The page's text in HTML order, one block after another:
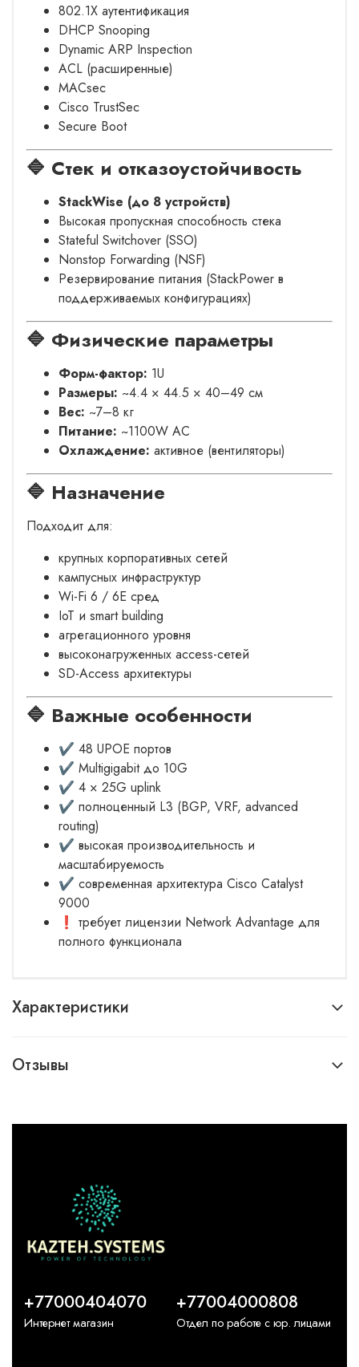
802.1X аутентификация
DHCP Snooping
Dynamic ARP Inspection
ACL (расширенные)
MACsec
Cisco TrustSec
Secure Boot
🔷 Стек и отказоустойчивость
StackWise (до 8 устройств)
Высокая пропускная способность стека
Stateful Switchover (SSO)
Nonstop Forwarding (NSF)
Резервирование питания (StackPower в
поддерживаемых конфигурациях)
🔷 Физические параметры
Форм-фактор: 1U
Размеры: ~4.4 × 44.5 × 40–49 см
Вес: ~7–8 кг
Питание: ~1100W AC
Охлаждение: активное (вентиляторы)
🔷 Назначение
Подходит для:
крупных корпоративных сетей
кампусных инфраструктур
Wi-Fi 6 / 6E сред
IoT и smart building
агрегационного уровня
высоконагруженных access-сетей
SD-Access архитектуры
🔷 Важные особенности
✔ 48 UPOE портов
✔ Multigigabit до 10G
✔ 4 × 25G uplink
✔ полноценный L3 (BGP, VRF, advanced
routing)
✔ высокая производительность и
масштабируемость
✔ современная архитектура Cisco Catalyst
9000
❗ требует лицензии Network Advantage для
полного функционала
Характеристики
Отзывы
+77000404070
Интернет магазин
+77004000808
Отдел по работе с юр. лицами